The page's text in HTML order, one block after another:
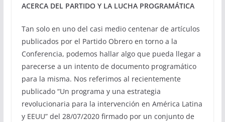
ACERCA DEL PARTIDO Y LA LUCHA PROGRAMÁTICA
Tan solo en uno del casi medio centenar de artículos
publicados por el Partido Obrero en torno a la
Conferencia, podemos hallar algo que pueda llegar a
parecerse a un intento de documento programático
para la misma. Nos referimos al recientemente
publicado “Un programa y una estrategia
revolucionaria para la intervención en América Latina
y EEUU” del 28/07/2020 firmado por un conjunto de